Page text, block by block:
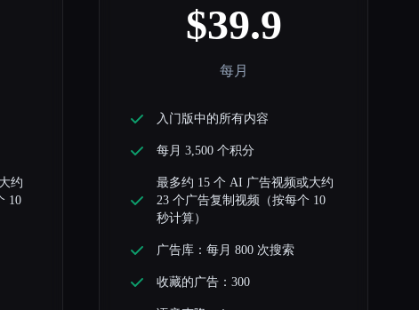
约
10
$39.9
每月
入门版中的所有内容
每月 3,500 个积分
最多约 15 个 AI 广告视频或大约
23 个广告复制视频（按每个 10
秒计算）
广告库：每月 800 次搜索
收藏的广告：300